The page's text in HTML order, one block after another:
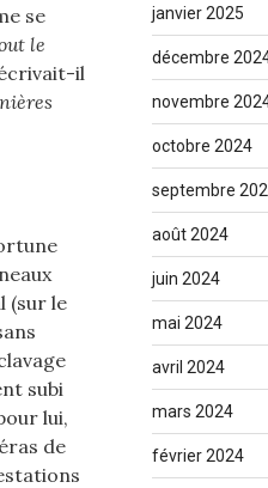
se
le
il
(sur le
subi
lui,
de
janvier 2025
décembre
novembre
octobre 2024
septembre
août 2024
juin 2024
mai 2024
avril 2024
mars 2024
février 2024